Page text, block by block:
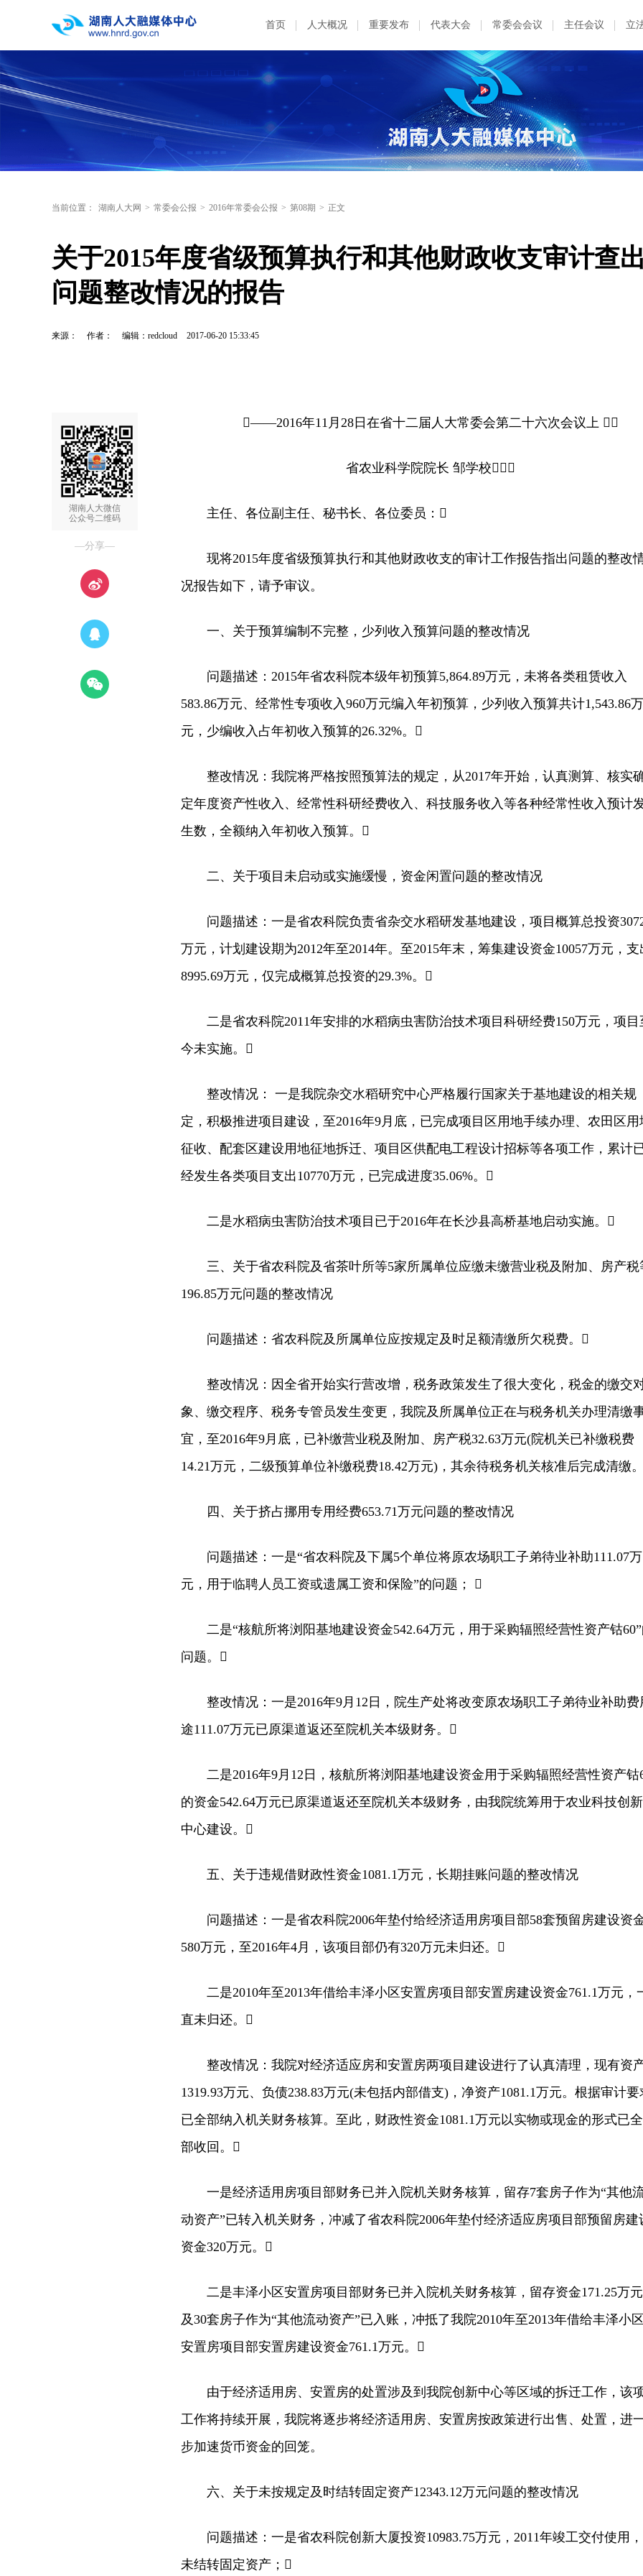
首页 人大概况 重要发布 代表大会 常委会会议 主任会议 立
当前位置： 湖南人大网 > 常委会公报 > 2016年常委会公报 > 第08期 > 正文
关于2015年度省级预算执行和其他财政收支审计查出
问题整改情况的报告
来源： 作者： 编辑：redcloud 2017-06-20 15:33:45
湖南人大微信
公众号二维码
—分享—
——2016年11月28日在省十二届人大常委会第二十六次会议上 
省农业科学院院长 邹学校
主任、各位副主任、秘书长、各位委员：
现将2015年度省级预算执行和其他财政收支的审计工作报告指出问题的整改
况报告如下，请予审议。
一、关于预算编制不完整，少列收入预算问题的整改情况
问题描述：2015年省农科院本级年初预算5,864.89万元，未将各类租赁收入
583.86万元、经常性专项收入960万元编入年初预算，少列收入预算共计1,543.86万
元，少编收入占年初收入预算的26.32%。
整改情况：我院将严格按照预算法的规定，从2017年开始，认真测算、核实
定年度资产性收入、经常性科研经费收入、科技服务收入等各种经常性收入预计
生数，全额纳入年初收入预算。
二、关于项目未启动或实施缓慢，资金闲置问题的整改情况
问题描述：一是省农科院负责省杂交水稻研发基地建设，项目概算总投资
万元，计划建设期为2012年至2014年。至2015年末，筹集建设资金10057万元，支
8995.69万元，仅完成概算总投资的29.3%。
二是省农科院2011年安排的水稻病虫害防治技术项目科研经费150万元，项目
今未实施。
整改情况： 一是我院杂交水稻研究中心严格履行国家关于基地建设的相关规
定，积极推进项目建设，至2016年9月底，已完成项目区用地手续办理、农田区用
征收、配套区建设用地征地拆迁、项目区供配电工程设计招标等各项工作，累计
经发生各类项目支出10770万元，已完成进度35.06%。
二是水稻病虫害防治技术项目已于2016年在长沙县高桥基地启动实施。
三、关于省农科院及省茶叶所等5家所属单位应缴未缴营业税及附加、房产税
196.85万元问题的整改情况
问题描述：省农科院及所属单位应按规定及时足额清缴所欠税费。
整改情况：因全省开始实行营改增，税务政策发生了很大变化，税金的缴交
象、缴交程序、税务专管员发生变更，我院及所属单位正在与税务机关办理清缴
宜，至2016年9月底，已补缴营业税及附加、房产税32.63万元(院机关已补缴税费
14.21万元，二级预算单位补缴税费18.42万元)，其余待税务机关核准后完成清缴
四、关于挤占挪用专用经费653.71万元问题的整改情况
问题描述：一是“省农科院及下属5个单位将原农场职工子弟待业补助111.07万
元，用于临聘人员工资或遗属工资和保险”的问题； 
二是“核航所将浏阳基地建设资金542.64万元，用于采购辐照经营性资产钴
问题。
整改情况：一是2016年9月12日，院生产处将改变原农场职工子弟待业补助费
途111.07万元已原渠道返还至院机关本级财务。
二是2016年9月12日，核航所将浏阳基地建设资金用于采购辐照经营性资产钴
的资金542.64万元已原渠道返还至院机关本级财务，由我院统筹用于农业科技创新
中心建设。
五、关于违规借财政性资金1081.1万元，长期挂账问题的整改情况
问题描述：一是省农科院2006年垫付给经济适用房项目部58套预留房建设资
580万元，至2016年4月，该项目部仍有320万元未归还。
二是2010年至2013年借给丰泽小区安置房项目部安置房建设资金761.1万元，
直未归还。
整改情况：我院对经济适应房和安置房两项目建设进行了认真清理，现有资
1319.93万元、负债238.83万元(未包括内部借支)，净资产1081.1万元。根据审计要
已全部纳入机关财务核算。至此，财政性资金1081.1万元以实物或现金的形式已全
部收回。
一是经济适用房项目部财务已并入院机关财务核算，留存7套房子作为“其他
动资产”已转入机关财务，冲减了省农科院2006年垫付经济适应房项目部预留房建
资金320万元。
二是丰泽小区安置房项目部财务已并入院机关财务核算，留存资金171.25万元
及30套房子作为“其他流动资产”已入账，冲抵了我院2010年至2013年借给丰泽小区
安置房项目部安置房建设资金761.1万元。
由于经济适用房、安置房的处置涉及到我院创新中心等区域的拆迁工作，该
工作将持续开展，我院将逐步将经济适用房、安置房按政策进行出售、处置，进
步加速货币资金的回笼。
六、关于未按规定及时结转固定资产12343.12万元问题的整改情况
问题描述：一是省农科院创新大厦投资10983.75万元，2011年竣工交付使用，
未结转固定资产；